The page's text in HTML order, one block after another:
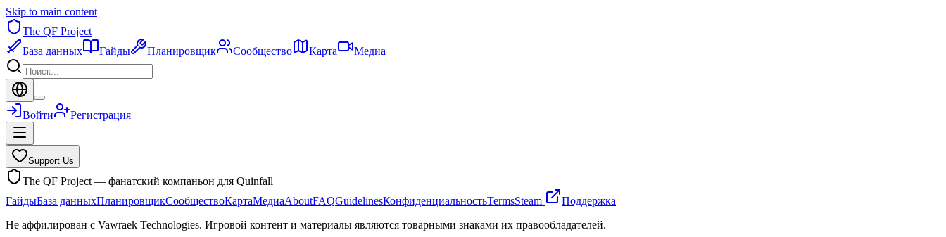
Skip to main content
The QF Project
База данных
Гайды Планировщик Сообщество Карта Медиа
Войти Регистрация
Support Us
The QF Project — фанатский компаньон для Quinfall
ГайдыБаза данныхПланировщикСообществоКартаМедиаAboutFAQGuidelinesКонфиденциальностьTermsSteam
Поддержка
Не аффилирован с Vawraek Technologies. Игровой контент и материалы являются товарными знаками их правообладателей.